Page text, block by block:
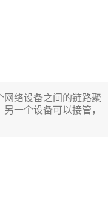
络设备之间的链路聚
一个设备可以接管，